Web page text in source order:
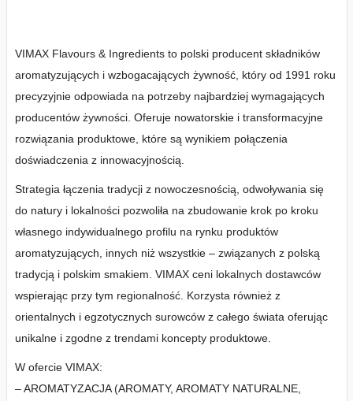
VIMAX Flavours & Ingredients to polski producent składników
aromatyzujących i wzbogacających żywność, który od 1991 roku
precyzyjnie odpowiada na potrzeby najbardziej wymagających
producentów żywności. Oferuje nowatorskie i transformacyjne
rozwiązania produktowe, które są wynikiem połączenia
doświadczenia z innowacyjnością.
Strategia łączenia tradycji z nowoczesnością, odwoływania się
do natury i lokalności pozwoliła na zbudowanie krok po kroku
własnego indywidualnego profilu na rynku produktów
aromatyzujących, innych niż wszystkie – związanych z polską
tradycją i polskim smakiem. VIMAX ceni lokalnych dostawców
wspierając przy tym regionalność. Korzysta również z
orientalnych i egzotycznych surowców z całego świata oferując
unikalne i zgodne z trendami koncepty produktowe.
W ofercie VIMAX:
– AROMATYZACJA (AROMATY, AROMATY NATURALNE,